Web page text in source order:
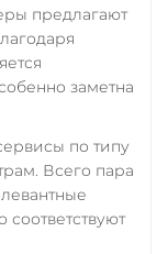
предлагают
заметна
по типу
Всего пара